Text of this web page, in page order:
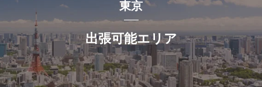
東京
出張可能エリア